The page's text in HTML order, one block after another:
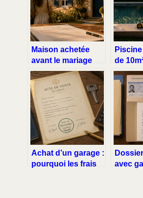
Maison achetée
avant le mariage
sans contrat :
comment protéger
votre patrimoine
personnel ?
de
avec
pour
litiges ?
Achat d’un garage :
pourquoi les frais
avec